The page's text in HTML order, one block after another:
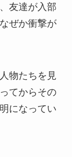
友達が入部
ぜか衝撃が
物たちを見
てからその
になってい